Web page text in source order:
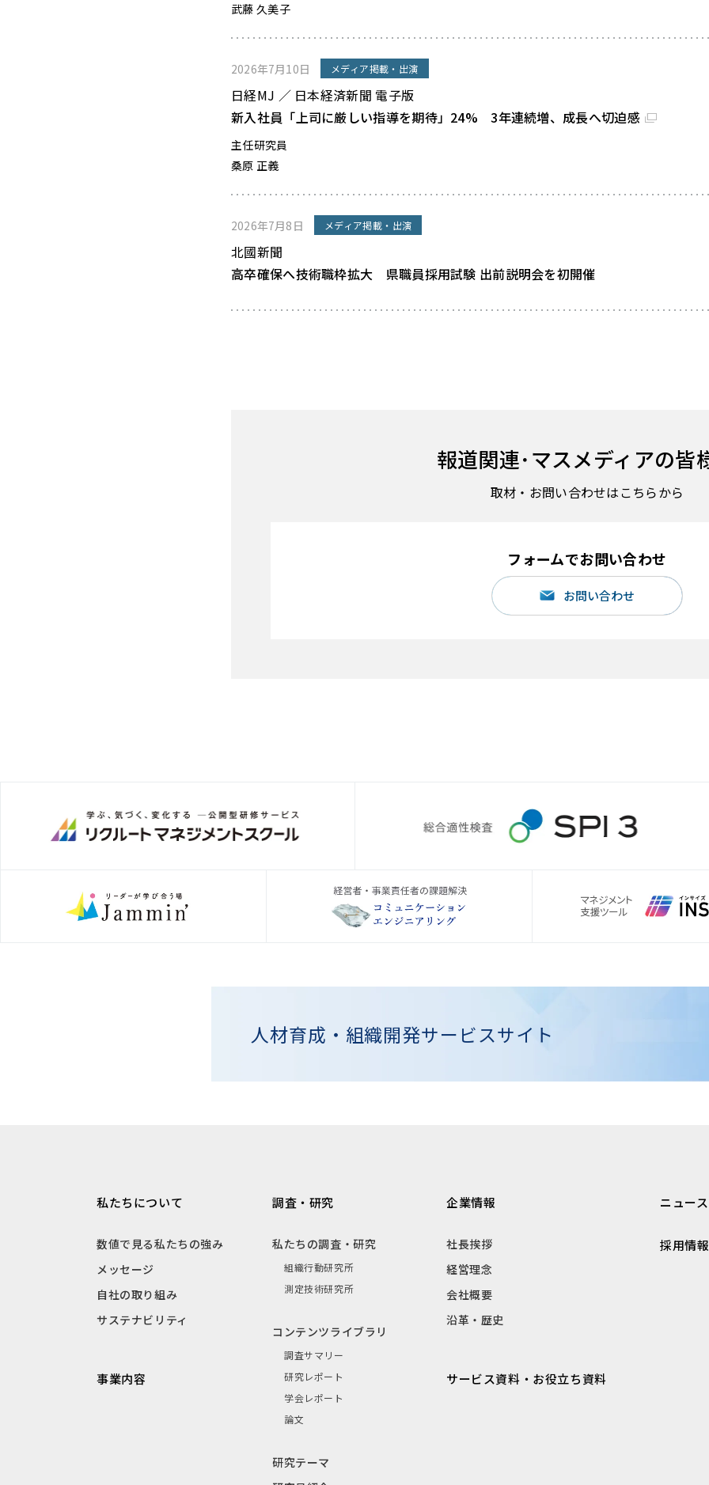
武藤 久美子
2026年7月10日 メディア掲載・出演
日経MJ ／ 日本経済新聞 電子版
新入社員「上司に厳しい指導を期待」24% 3年連続増、成長へ切迫感
主任研究員
桑原 正義
2026年7月8日 メディア掲載・出演
北國新聞
高卒確保へ技術職枠拡大 県職員採用試験 出前説明会を初開催
報道関連･マスメディアの皆
取材・お問い合わせはこちらから
フォームでお問い合わせ
お問い合わせ
人材育成・組織開発サービスサイト
私たちについて
数値で見る私たちの強み
メッセージ
自社の取り組み
サステナビリティ
事業内容
調査・研究
私たちの調査・研究
組織行動研究所
測定技術研究所
コンテンツライブラリ
調査サマリー
研究レポート
学会レポート
論文
研究テーマ
企業情報
社長挨拶
経営理念
会社概要
沿革・歴史
サービス資料・お役立ち資料
ニュース
採用情報